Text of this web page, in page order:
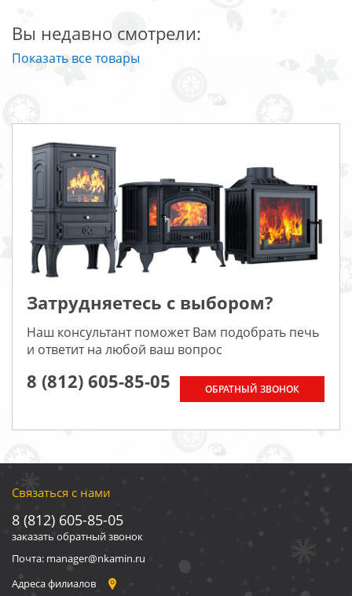
Вы недавно смотрели:
Показать все товары
Затрудняетесь с выбором?
Наш консультант поможет Вам подобрать печь
и ответит на любой ваш вопрос
8 (812) 605-85-05 ОБРАТНЫЙ ЗВОНОК
Связаться с нами
8 (812) 605-85-05
заказать обратный звонок
Почта: manager@nkamin.ru
Адреса филиалов